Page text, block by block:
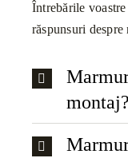
Întrebările
răspunsuri despre
montaj?